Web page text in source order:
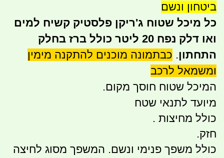
ביטחון ונשם
כל מיכל שטוח ג'ריקן פלסטיק קשיח למים
ואו דלק נפח 20 ליטר כולל ברז בחלק
התחתון. כבתמונה מוכנים להתקנה מימין
ומשמאל לרכב
המיכל שטוח חוסך מקום.
מיועד לתנאי שטח
כולל מחיצות .
חזק.
כולל משפך פנימי ונשם. המשפך מסוג לחיצה